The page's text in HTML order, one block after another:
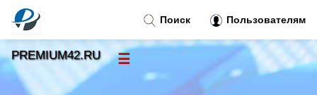
Поиск Пользователям
PREMIUM42.RU ☰